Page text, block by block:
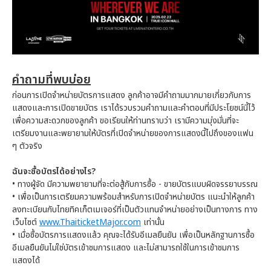
คำถามที่พบบ่อย
ก่อนการเปิดจำหน่ายบัตรการแสดง ลูกค้าอาจมีคำถามมากมายเกี่ยวกับการ
แสดงและการเปิดขายบัตร เราได้รวบรวมคำถามและคำตอบที่มีประโยชน์นี้ไว้
เพื่อความสะดวกของลูกค้า ขอเรียนให้ท่านทราบว่า เรามีความมุ่งมั่นที่จะ
เตรียมงานและพยายามให้บัตรที่เปิดจำหน่ายของการแสดงนี้ไปถึงของแฟน
ๆ ตัวจริง
ฉันจะซื้อบัตรได้อย่างไร?
• ทางผู้จัด มีความพยายามที่จะต่อสู้กับการซื้อ - ขายบัตรแบบผิดจรรยาบรรณ
• เพื่อเป็นการเตรียมความพร้อมสำหรับการเปิดจำหน่ายบัตร แนะนำให้ลูกค้า
ลงทะเบียนกับไทยทิคเก็ตเมเจอร์ที่เป็นตัวแทนจำหน่ายอย่างเป็นทางการ ทาง
เว็บไซต์www.ThaiticketMajor.com เท่านั้น
• เมื่อซื้อบัตรการแสดงแล้ว คุณจะได้รับอีเมลยืนยัน เพื่อเป็นหลักฐานการซื้อ
อีเมลยืนยันไม่ใช่บัตรเข้าชมการแสดง และไม่สามารถใช้ในการเข้าชมการ
แสดงได้